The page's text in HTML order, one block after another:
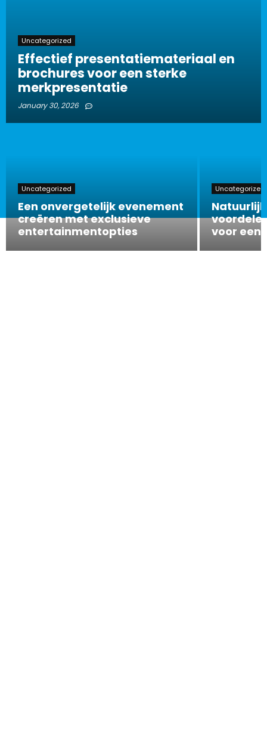
Uncategorized
Effectief presentatiemateriaal en
brochures voor een sterke
merkpresentatie
January 30, 2026
Uncategorized
Een onvergetelijk evenement
creëren met exclusieve
entertainmentopties
Uncategorized
voor een